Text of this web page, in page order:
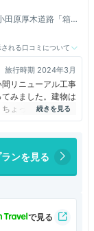
田原厚木道路「箱根
れる口コミについて
旅行時期 2024年3月
リニューアル工事
みました。建物は
ょっとしたミュー
混んでました。館
ンを見る